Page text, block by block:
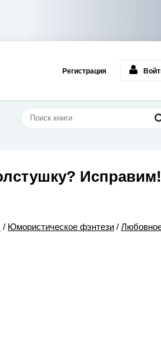
Регистрация
Исправим!
/ Юмористическое фэнтези /